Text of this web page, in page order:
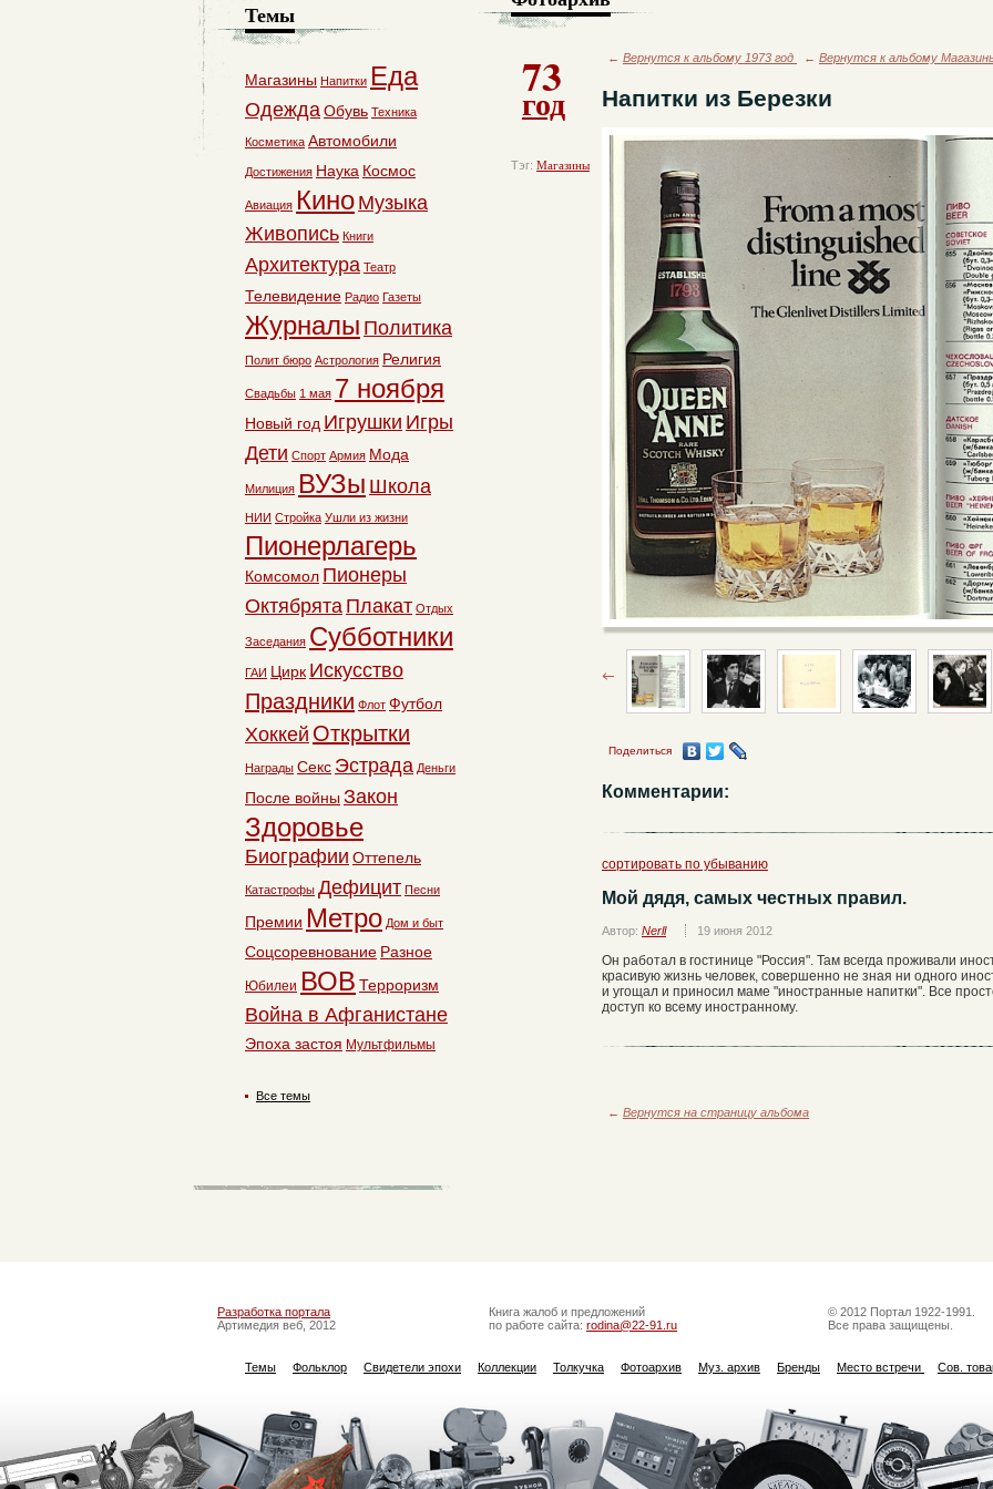
73
год
Тэг: Магазины
← Вернутся к альбому 1973 год ← Вернутся к альбому
Напитки из Березки
Поделиться
Комментарии:
сортировать по убыванию
Мой дядя, самых честных правил.
Автор: Nerll 19 июня 2012
Он работал в гостинице "Россия". Там всегда проживали
красивую жизнь человек, совершенно не зная ни одного
и угощал и приносил маме "иностранные напитки". Все
доступ ко всему иностранному.
← Вернутся на страницу альбома
Темы
Магазины Напитки Еда
ОдеждаОбувь Техника
Косметика Автомобили
Достижения Наука Космос
Авиация Кино Музыка
Живопись Книги
Архитектура Театр
Телевидение Радио Газеты
Журналы Политика
Полит бюро Астрология Религия
Свадьбы 1 мая 7 ноября
Новый год Игрушки Игры
Дети Спорт Армия Мода
Милиция ВУЗы Школа
НИИ Стройка Ушли из жизни
Пионерлагерь
Комсомол Пионеры
Октябрята Плакат Отдых
Заседания Субботники
ГАИ Цирк Искусство
Праздники Флот Футбол
Хоккей Открытки
Награды Секс Эстрада Деньги
После войны Закон
Здоровье
Биографии Оттепель
Катастрофы Дефицит Песни
Премии Метро Дом и быт
Соцсоревнование Разное
Юбилеи ВОВ Терроризм
Война в Афганистане
Эпоха застоя Мультфильмы
Все темы
Разработка портала
Артимедия веб, 2012
Книга жалоб и предложений
по работе сайта: rodina@22-91.ru
© 2012 Портал 1922-1991.
Все права защищены.
Темы Фольклор Свидетели эпохи Коллекции Толкучка Фотоархив Муз. архив Бренды Место встречи Сов.